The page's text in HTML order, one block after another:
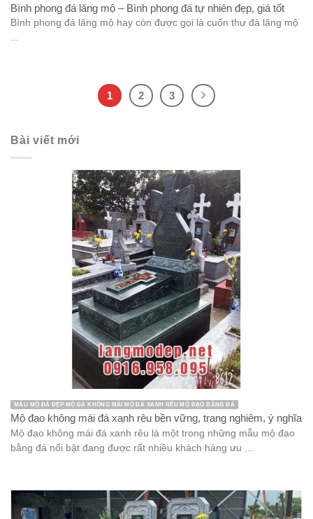
Bình phong đá lăng mộ – Bình phong đá tự nhiên đẹp, giá tốt
Bình phong đá lăng mộ hay còn được gọi là cuốn thư đá lăng mộ
...
1 2 3
Bài viết mới
MẪU MỘ ĐÁ ĐẸP MỘ ĐÁ KHÔNG MÁI MỘ ĐÁ XANH RÊU MỘ ĐẠO BẰNG ĐÁ
Mộ đạo không mái đá xanh rêu bền vững, trang nghiêm, ý nghĩa
Mộ đạo không mái đá xanh rêu là một trong những mẫu mộ đạo
bằng đá nổi bật đang được rất nhiều khách hàng ưu ...